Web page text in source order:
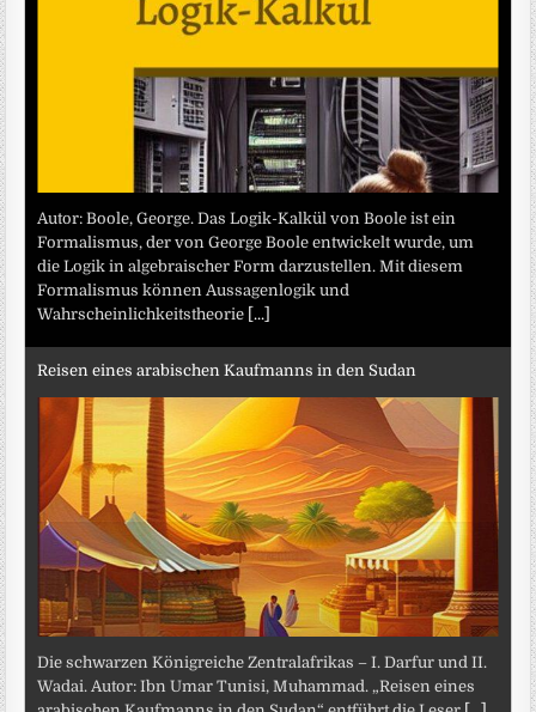
Autor: Boole, George. Das Logik-Kalkül von Boole ist ein
Formalismus, der von George Boole entwickelt wurde, um
die Logik in algebraischer Form darzustellen. Mit diesem
Formalismus können Aussagenlogik und
Wahrscheinlichkeitstheorie [...]
Reisen eines arabischen Kaufmanns in den Sudan
Die schwarzen Königreiche Zentralafrikas – I. Darfur und II.
Wadai. Autor: Ibn Umar Tunisi, Muhammad. „Reisen eines